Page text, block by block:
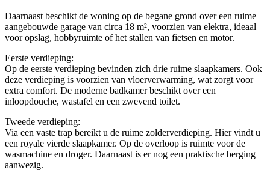
Daarnaast beschikt de woning op de begane grond over een ruime
aangebouwde garage van circa 18 m², voorzien van elektra, ideaal
voor opslag, hobbyruimte of het stallen van fietsen en motor.
Eerste verdieping:
Op de eerste verdieping bevinden zich drie ruime slaapkamers. Ook
deze verdieping is voorzien van vloerverwarming, wat zorgt voor
extra comfort. De moderne badkamer beschikt over een
inloopdouche, wastafel en een zwevend toilet.
Tweede verdieping:
Via een vaste trap bereikt u de ruime zolderverdieping. Hier vindt u
een royale vierde slaapkamer. Op de overloop is ruimte voor de
wasmachine en droger. Daarnaast is er nog een praktische berging
aanwezig.